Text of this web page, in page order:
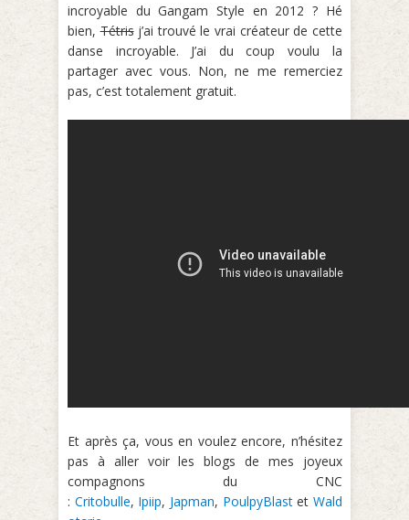
incroyable du Gangam Style en 2012 ? Hé
bien,Tétrisj’ai trouvé le vrai créateur de cette
danse incroyable. J’ai du coup voulu la
partager avec vous. Non, ne me remerciez
pas, c’est totalement gratuit.
Et après ça, vous en voulez encore, n’hésitez
pas à aller voir les blogs de mes joyeux
compagnons du CNC
: Critobulle, Ipiip, Japman, PoulpyBlastet Wald